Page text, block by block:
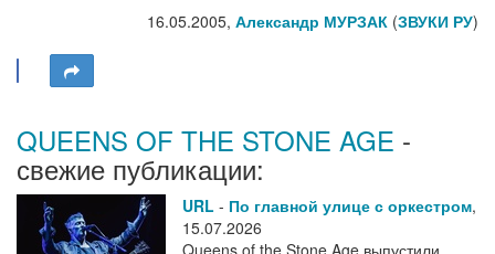
16.05.2005, Александр МУРЗАК (ЗВУКИ РУ)
QUEENS OF THE STONE AGE -
свежие публикации:
URL - По главной улице с оркестром,
15.07.2026
Queens of the Stone Age выпустили